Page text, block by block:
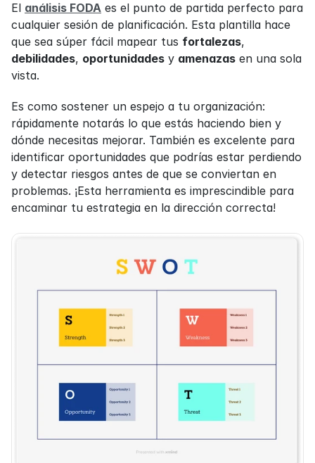
El análisis FODA es el punto de partida perfecto para
cualquier sesión de planificación. Esta plantilla hace
que sea súper fácil mapear tus fortalezas
debilidades, oportunidades y amenazas en una sola
vista.
Es como sostener un espejo a tu organización:
rápidamente notarás lo que estás haciendo bien y
dónde necesitas mejorar. También es excelente para
identificar oportunidades que podrías estar perdiendo
y detectar riesgos antes de que se conviertan en
problemas. ¡Esta herramienta es imprescindible para
encaminar tu estrategia en la dirección correcta!